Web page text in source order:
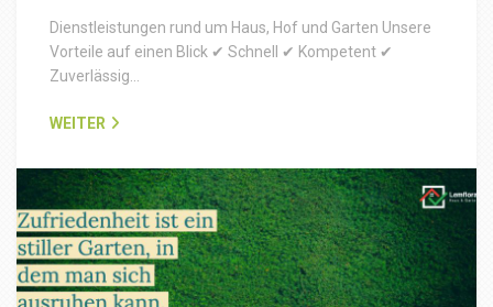
Dienstleistungen rund um Haus, Hof und Garten Unsere
Vorteile auf einen Blick ✔ Schnell ✔ Kompetent ✔
Zuverlässig…
WEITER